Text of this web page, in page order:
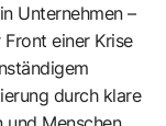
Unternehmen –
einer Krise
durch klare